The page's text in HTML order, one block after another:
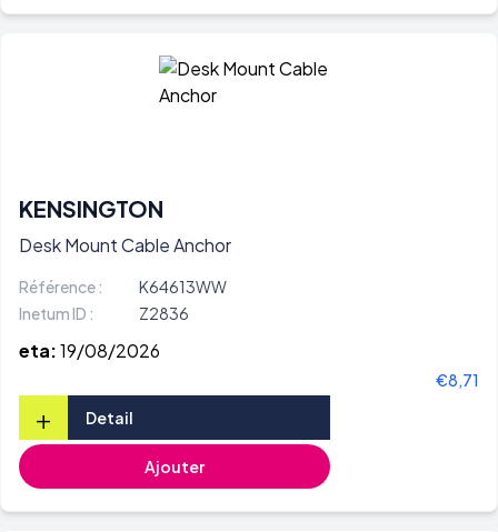
KENSINGTON
Desk Mount Cable Anchor
Référence :
K64613WW
Inetum ID :
Z2836
eta:19/08/2026
€8,71
+ Detail
Ajouter